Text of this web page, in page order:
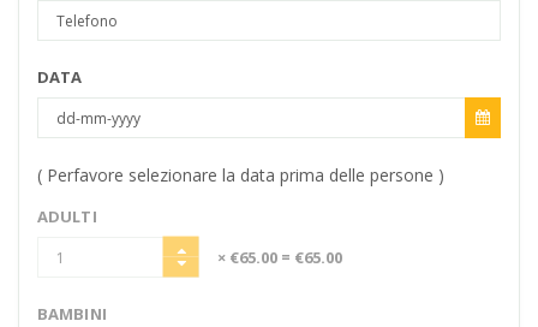
DATA
( Perfavore selezionare la data prima delle persone )
ADULTI
× €65.00 = €65.00
BAMBINI